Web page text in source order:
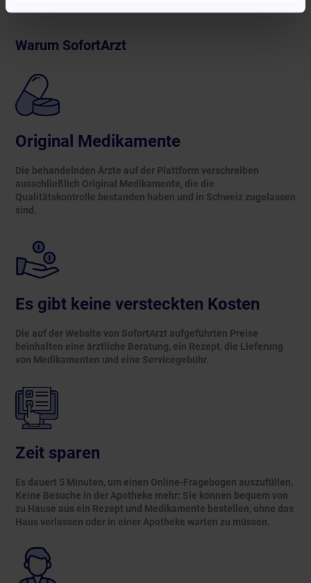
Warum SofortArzt
Original Medikamente
Die behandelnden Ärzte auf der Plattform verschreiben
ausschließlich Original Medikamente, die die
Qualitätskontrolle bestanden haben und in Schweiz zugelassen
sind.
Es gibt keine versteckten Kosten
Die auf der Website von SofortArzt aufgeführten Preise
beinhalten eine ärztliche Beratung, ein Rezept, die Lieferung
von Medikamenten und eine Servicegebühr.
Zeit sparen
Es dauert 5 Minuten, um einen Online-Fragebogen auszufüllen.
Keine Besuche in der Apotheke mehr: Sie können bequem von
zu Hause aus ein Rezept und Medikamente bestellen, ohne das
Haus verlassen oder in einer Apotheke warten zu müssen.